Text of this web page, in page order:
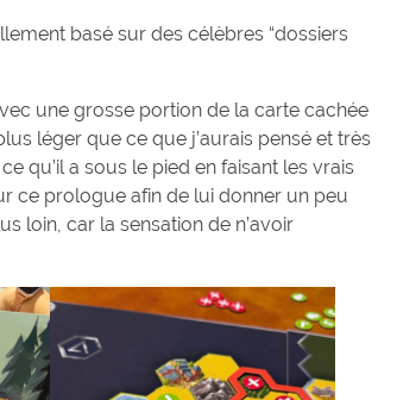
basé sur des célèbres “dossiers
une grosse portion de la carte cachée
léger que ce que j’aurais pensé et très
qu’il a sous le pied en faisant les vrais
ce prologue afin de lui donner un peu
loin, car la sensation de n’avoir